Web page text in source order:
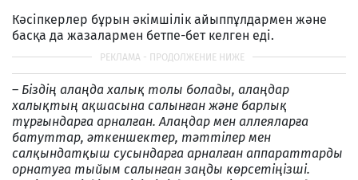
Кәсіпкерлер бұрын әкімшілік айыппұлдармен және
басқа да жазалармен бетпе-бет келген еді.
– Біздің алаңда халық толы болады, алаңдар
халықтың ақшасына салынған және барлық
тұрғындарға арналған. Алаңдар мен аллеяларға
батуттар, әткеншектер, тәттілер мен
салқындатқыш сусындарға арналған аппараттарды
орнатуға тыйым салынған заңды көрсетіңізші.